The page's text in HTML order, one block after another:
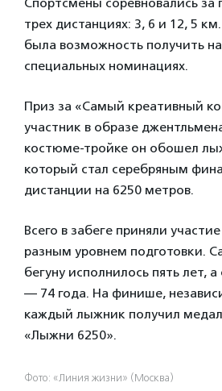
трех дистанциях: 3, 6 и 12, 5
была возможность получить
специальных номинациях.
Приз за «Самый креативный
участник в образе
костюме-тройке он обошел
который стал серебряным
дистанции на 6250 метров.
Всего в забеге приняли
разным уровнем подготовки.
бегуну исполнилось пять лет,
— 74 года. На финише,
каждый лыжник получил
«Лыжни 6250».
Фото: «Линия жизни» (Москва)